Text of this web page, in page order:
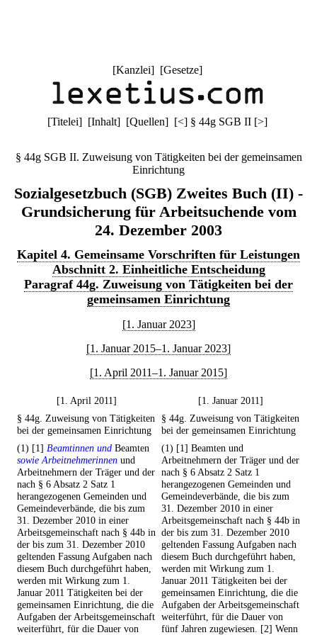
[Kanzlei] [Gesetze]
[Titelei] [Inhalt] [Quellen] [<] § 44g SGB II [>]
§ 44g SGB II. Zuweisung von Tätigkeiten bei der gemeinsamen
Einrichtung
Sozialgesetzbuch (SGB) Zweites Buch (II) -
Grundsicherung für Arbeitsuchende vom
24. Dezember 2003
Kapitel 4. Gemeinsame Vorschriften für Leistungen
Abschnitt 2. Einheitliche Entscheidung
Paragraf 44g. Zuweisung von Tätigkeiten bei der
gemeinsamen Einrichtung
[1. Januar 2023]
[1. Januar 2015–1. Januar 2023]
[1. April 2011–1. Januar 2015]
[1. April 2011]
[1. Januar 2011]
§ 44g. Zuweisung von Tätigkeiten
bei der gemeinsamen Einrichtung
§ 44g. Zuweisung von Tätigkeiten
bei der gemeinsamen Einrichtung
(1) [1] Beamtinnen und Beamten
sowie Arbeitnehmerinnen und
Arbeitnehmern der Träger und der
nach § 6 Absatz 2 Satz 1
herangezogenen Gemeinden und
Gemeindeverbände, die bis zum
31. Dezember 2010 in einer
Arbeitsgemeinschaft nach § 44b in
der bis zum 31. Dezember 2010
geltenden Fassung Aufgaben nach
diesem Buch durchgeführt haben,
werden mit Wirkung zum 1.
Januar 2011 Tätigkeiten bei der
gemeinsamen Einrichtung, die die
Aufgaben der Arbeitsgemeinschaft
weiterführt, für die Dauer von
(1) [1] Beamten und
Arbeitnehmern der Träger und der
nach § 6 Absatz 2 Satz 1
herangezogenen Gemeinden und
Gemeindeverbände, die bis zum
31. Dezember 2010 in einer
Arbeitsgemeinschaft nach § 44b in
der bis zum 31. Dezember 2010
geltenden Fassung Aufgaben nach
diesem Buch durchgeführt haben,
werden mit Wirkung zum 1.
Januar 2011 Tätigkeiten bei der
gemeinsamen Einrichtung, die die
Aufgaben der Arbeitsgemeinschaft
weiterführt, für die Dauer von
fünf Jahren zugewiesen. [2] Wenn